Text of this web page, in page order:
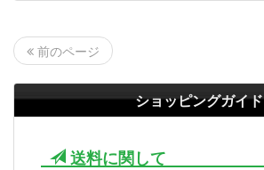
前のページ
ショッピングガイド
送料に関して